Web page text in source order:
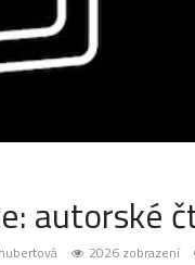
autorské
2026 zobrazení